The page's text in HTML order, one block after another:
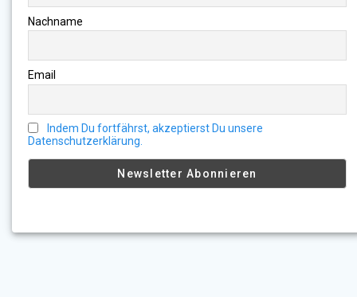
Nachname
Email
Indem Du fortfährst, akzeptierst Du unsere
Datenschutzerklärung.